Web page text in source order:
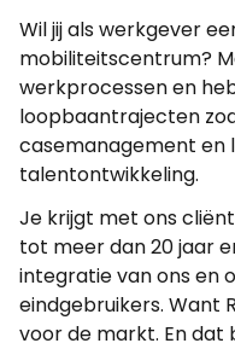
Wil jij als werkgever
mobiliteitscentrum?
werkprocessen en
loopbaantrajecten
casemanagement en
talentontwikkeling.
Je krijgt met ons
tot meer dan 20 jaar
integratie van ons en
eindgebruikers. Want
voor de markt. En dat